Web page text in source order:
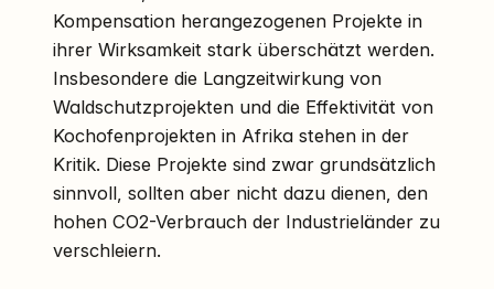
Kompensation herangezogenen Projekte in
ihrer Wirksamkeit stark überschätzt werden.
Insbesondere die Langzeitwirkung von
Waldschutzprojekten und die Effektivität von
Kochofenprojekten in Afrika stehen in der
Kritik. Diese Projekte sind zwar grundsätzlich
sinnvoll, sollten aber nicht dazu dienen, den
hohen CO2-Verbrauch der Industrieländer zu
verschleiern.